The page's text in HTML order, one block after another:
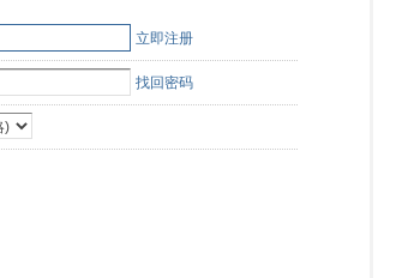
立即注册
找回密码